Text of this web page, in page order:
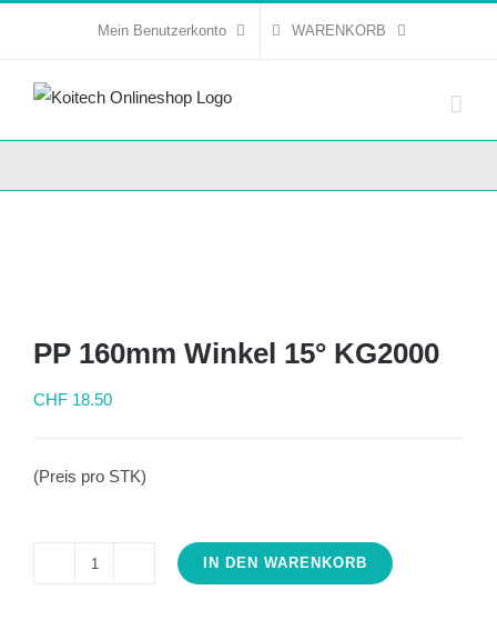
Mein Benutzerkonto WARENKORB
PP 160mm Winkel 15° KG2000
CHF 18.50
(Preis pro STK)
IN DEN WARENKORB